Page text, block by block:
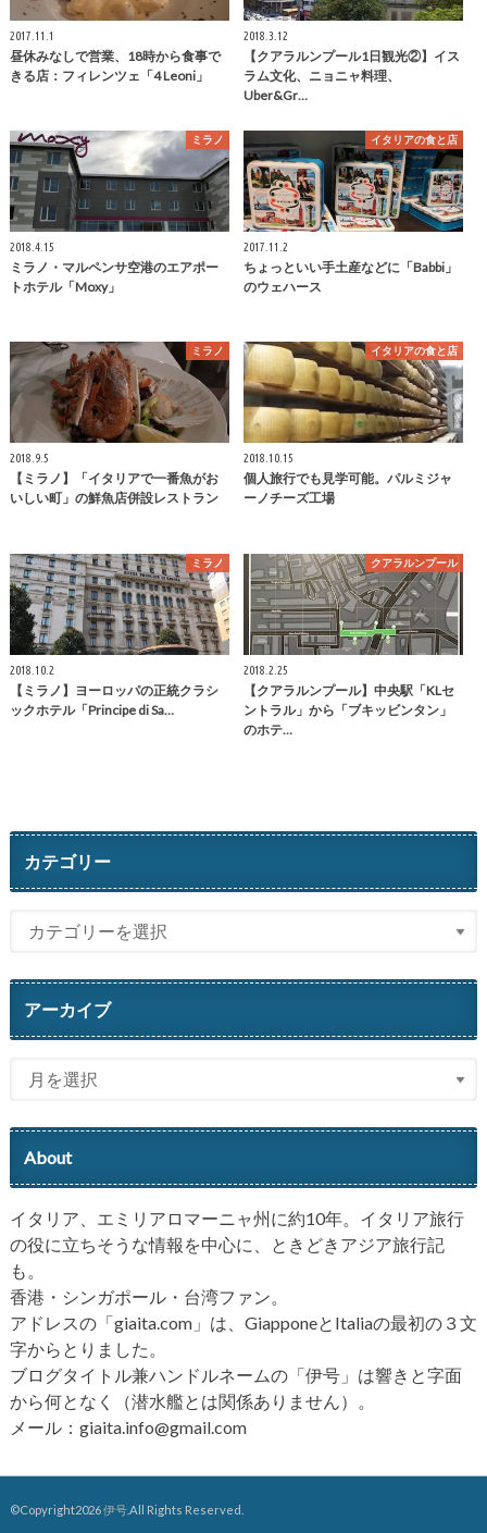
2017.11.1
昼休みなしで営業、18時から食事で
きる店：フィレンツェ「4 Leoni」
2018.3.12
【クアラルンプール1日観光②】イス
ラム文化、ニョニャ料理、
Uber&Gr…
ミラノ
2018.4.15
ミラノ・マルペンサ空港のエアポー
トホテル「Moxy」
イタリアの食と店
2017.11.2
ちょっといい手土産などに「Babbi」
のウェハース
ミラノ
2018.9.5
【ミラノ】「イタリアで一番魚がお
いしい町」の鮮魚店併設レストラン
イタリアの食と店
2018.10.15
個人旅行でも見学可能。パルミジャ
ーノチーズ工場
ミラノ
2018.10.2
【ミラノ】ヨーロッパの正統クラシ
ックホテル「Principe di Sa…
クアラルンプール
2018.2.25
【クアラルンプール】中央駅「KLセ
ントラル」から「ブキッビンタン」
のホテ…
カテゴリー
アーカイブ
About
イタリア、エミリアロマーニャ州に約10年。イタリア旅行
の役に立ちそうな情報を中心に、ときどきアジア旅行記
も。
香港・シンガポール・台湾ファン。
アドレスの「giaita.com」は、GiapponeとItaliaの最初の３文
字からとりました。
ブログタイトル兼ハンドルネームの「伊号」は響きと字面
から何となく（潜水艦とは関係ありません）。
メール：giaita.info@gmail.com
©Copyright2026伊号.All Rights Reserved.